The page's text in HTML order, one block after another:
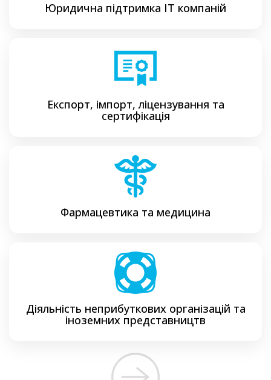
Юридична підтримка ІТ компаній
Експорт, імпорт, ліцензування та
сертифікація
Фармацевтика та медицина
Діяльність неприбуткових організацій та
іноземних представництв